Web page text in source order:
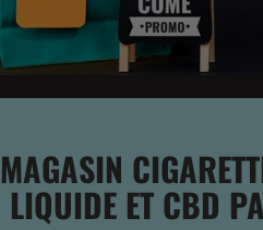
MAGASIN
LIQUIDE ET CBD